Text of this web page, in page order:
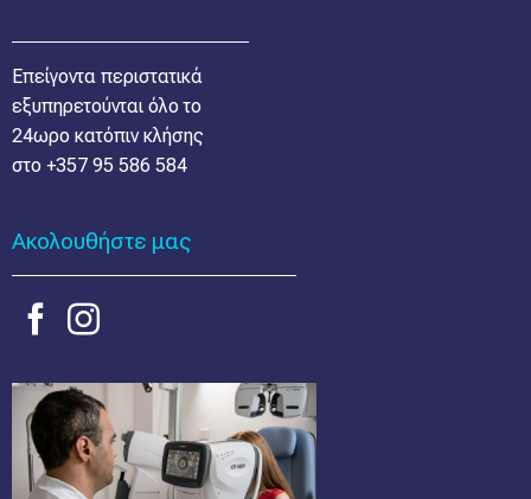
Επείγοντα περιστατικά
εξυπηρετούνται όλο το
24ωρο κατόπιν κλήσης
στο +357 95 586 584
Ακολουθήστε μας